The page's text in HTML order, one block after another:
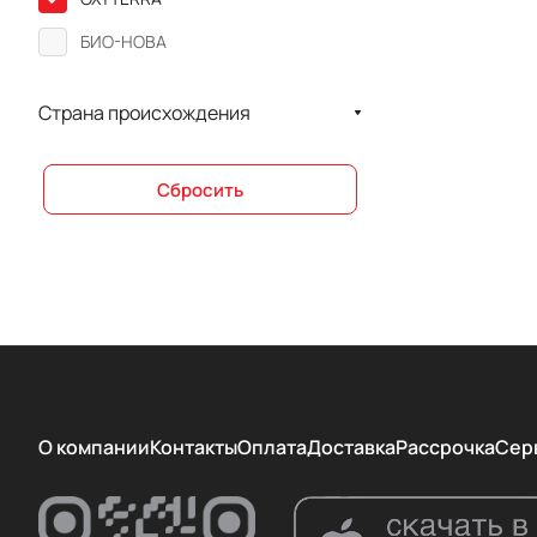
БИО-НОВА
Страна происхождения
Сбросить
О компанииКонтактыОплатаДоставкаРассрочка